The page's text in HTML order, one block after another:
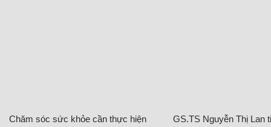
Chăm sóc sức khỏe cần thực hiện
GS.TS Nguyễn Thị Lan